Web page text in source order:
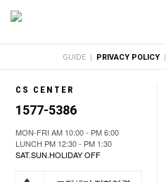
GUIDE | PRIVACY POLICY |
CS CENTER
1577-5386
MON-FRI AM 10:00 - PM 6:00
LUNCH PM 12:30 - PM 1:30
SAT.SUN.HOLIDAY OFF